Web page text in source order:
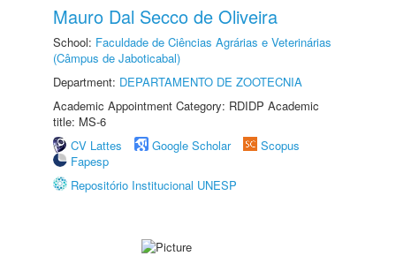
Mauro Dal Secco de Oliveira
School: Faculdade de Ciências Agrárias e Veterinárias
(Câmpus de Jaboticabal)
Department: DEPARTAMENTO DE ZOOTECNIA
Academic Appointment Category: RDIDP Academic
title: MS-6
CV Lattes
Google Scholar
Scopus
Fapesp
Repositório Institucional UNESP